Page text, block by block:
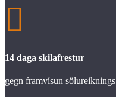

14 daga skilafrestur
gegn framvísun sölureiknings